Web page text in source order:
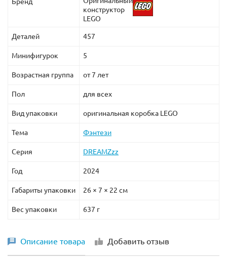
конструктор
LEGO
Деталей 457
Минифигурок 5
Возрастная группа от 7 лет
Пол для всех
Вид упаковки оригинальная коробка LEGO
Тема Фэнтези
Серия DREAMZzz
Год 2024
Габариты упаковки 26 × 7 × 22 см
Вес упаковки 637 г
Описание товара Добавить отзыв